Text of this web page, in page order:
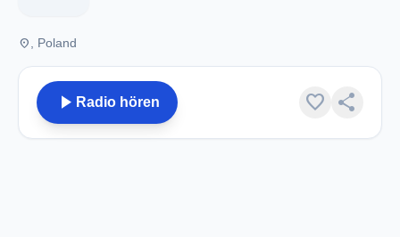
place , Poland
play_arrow Radio hören favorite share